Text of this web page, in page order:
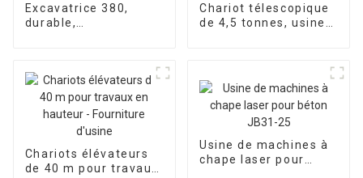
Excavatrice 380,
durable,
Chariot télescopique
de 4,5 tonnes, usine
Chariots élévateurs
de 40 m pour travaux
Usine de machines à
chape laser pour